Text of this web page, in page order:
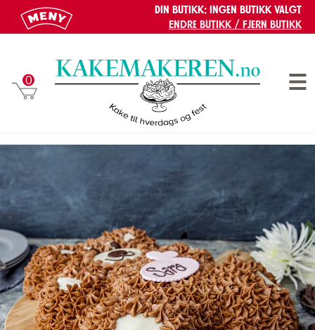
Din butikk:
Ingen butikk valgt
Endre butikk / Fjern butikk
0